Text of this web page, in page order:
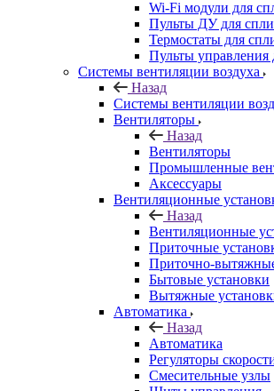
Wi-Fi модули для
Пульты ДУ для
Термостаты для
Пульты управления
Системы вентиляции воздуха
Назад
Системы вентиляции
Вентиляторы
Назад
Вентиляторы
Промышленные
Аксессуары
Вентиляционные
Назад
Вентиляционные
Приточные
Приточно-
Бытовые установки
Вытяжные
Автоматика
Назад
Автоматика
Регуляторы
Смесительные узлы